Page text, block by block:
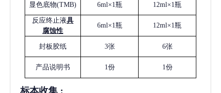
显色底物(TMB) 6ml×1瓶 12ml×1瓶
反应终止液具
腐蚀性
6ml×1瓶 12ml×1瓶
封板胶纸 3张 6张
产品说明书 1份 1份
标本收集 :